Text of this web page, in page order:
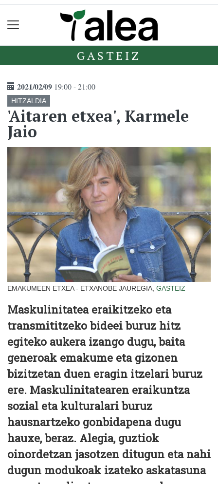
GASTEIZ
2021/02/09 19:00 - 21:00
HITZALDIA
'Aitaren etxea', Karmele
Jaio
EMAKUMEEN ETXEA - ETXANOBE JAUREGIA, GASTEIZ
Maskulinitatea eraikitzeko eta
transmititzeko bideei buruz hitz
egiteko aukera izango dugu, baita
generoak emakume eta gizonen
bizitzetan duen eragin itzelari buruz
ere. Maskulinitatearen eraikuntza
sozial eta kulturalari buruz
hausnartzeko gonbidapena dugu
hauxe, beraz. Alegia, guztiok
oinordetzan jasotzen ditugun eta nahi
dugun modukoak izateko askatasuna